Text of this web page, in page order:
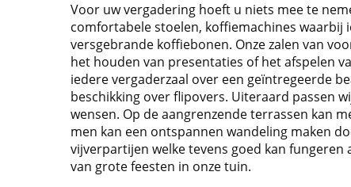
Voor uw vergadering hoeft u niets mee te
comfortabele stoelen, koffiemachines waarbij
versgebrande koffiebonen. Onze zalen van
het houden van presentaties of het afspelen
iedere vergaderzaal over een geïntregeerde
beschikking over flipovers. Uiteraard passen
wensen. Op de aangrenzende terrassen kan
men kan een ontspannen wandeling maken
vijverpartijen welke tevens goed kan
van grote feesten in onze tuin.